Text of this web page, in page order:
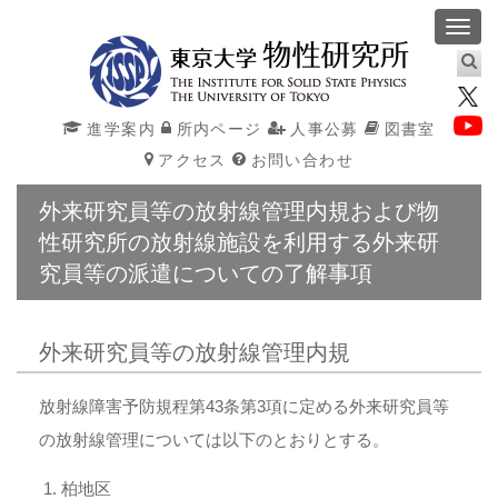
進学案内 所内ページ 人事公募
図書室
アクセス
お問い合わせ
外来研究員等の放射線管理内規および物
性研究所の放射線施設を利用する外来研
究員等の派遣についての了解事項
外来研究員等の放射線管理内規
放射線障害予防規程第43条第3項に定める外来研究員等
の放射線管理については以下のとおりとする。
柏地区